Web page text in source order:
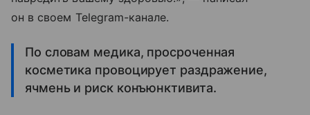
он в своем Telegram-канале.
По словам медика, просроченная
косметика провоцирует раздражение,
ячмень и риск конъюнктивита.